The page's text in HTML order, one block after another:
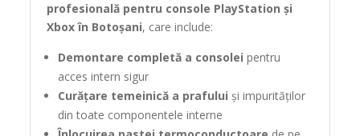
profesională pentru console PlayStation și
Xbox în Botoșani, care include:
Demontare completă a consolei pentru
acces intern sigur
Curățare temeinică a prafului și impurităților
din toate componentele interne